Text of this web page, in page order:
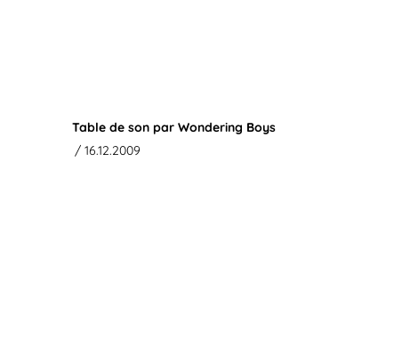
Table de son par Wondering Boys
/ 16.12.2009